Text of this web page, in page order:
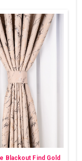
Blackout Find Gold